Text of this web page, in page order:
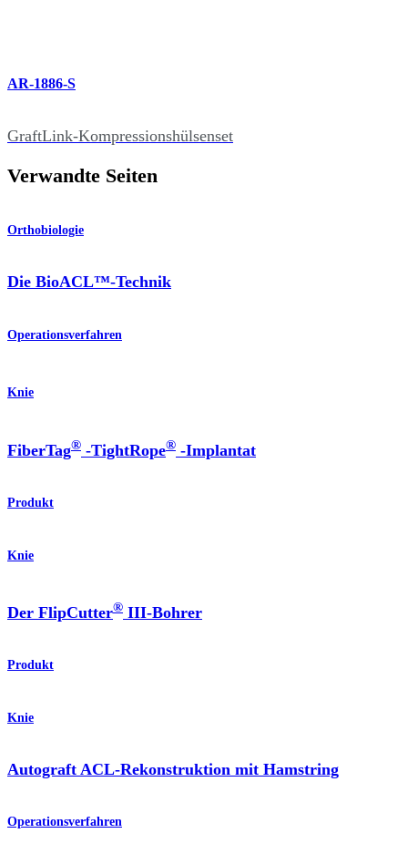
AR-1886-S
GraftLink-Kompressionshülsenset
Verwandte Seiten
Orthobiologie
Die BioACL™-Technik
Operationsverfahren
Knie
FiberTag® -TightRope® -Implantat
Produkt
Knie
Der FlipCutter® III-Bohrer
Produkt
Knie
Autograft ACL-Rekonstruktion mit Hamstring
Operationsverfahren